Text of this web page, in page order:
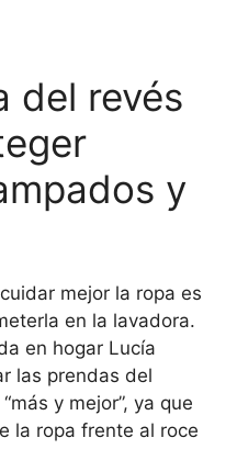
del revés
y
mejor la ropa es
en la lavadora.
en hogar Lucía
las prendas del
y mejor”, ya que
la ropa frente al roce